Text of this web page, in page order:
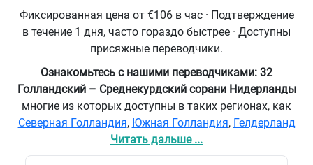
Фиксированная цена от €106 в час · Подтверждение
в течение 1 дня, часто гораздо быстрее · Доступны
присяжные переводчики.
Ознакомьтесь с нашими переводчиками: 32
Голландский – Среднекурдский сорани Нидерланды
многие из которых доступны в таких регионах, как
Северная Голландия, Южная Голландия, Гелдерланд
Читать дальше ...